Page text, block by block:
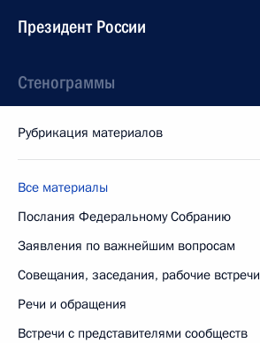
Президент России
Стенограммы
Рубрикация материалов
Все материалы
Послания Федеральному Собранию
Заявления по важнейшим вопросам
Совещания, заседания, рабочие встречи
Речи и обращения
Встречи с представителями сообществ